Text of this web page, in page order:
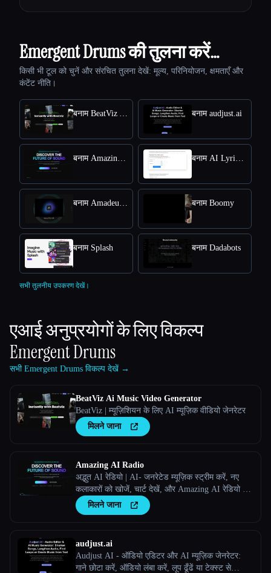
Emergent Drums की तुलना करें…
किसी भी टूल को चुनें और संरचित तुलना देखें: मूल्य, परिनियोजन, क्षमताएँ और
कंटेंट नीति।
बनाम audjust.ai
बनाम Boomy
बनाम Splash बनाम Dadabots
सभी तुलनीय उपकरण देखें।
एआई अनुप्रयोगों के लिए विकल्प
Emergent Drums
सभी Emergent Drums विकल्प देखें →
BeatViz Ai Music Video Generator
BeatViz | म्यूज़िशियन के लिए AI म्यूज़िक वीडियो जेनरेटर
मिलने जाना
Amazing AI Radio
अद्भुत AI रेडियो | AI- जनरेटेड म्यूज़िक स्ट्रीम करें, नए
कलाकारों को खोजें, चार्ट देखें, और Amazing AI रेडियो पर
अपने खुद के ट्रैक अपलोड करें।
मिलने जाना
audjust.ai
Audjust AI - ऑडियो एडिटर और AI म्यूज़िक जेनरेटर:
गाने छोटा करें, ऑडियो लंबा करें, लूप ढूँढें या टेक्स्ट से